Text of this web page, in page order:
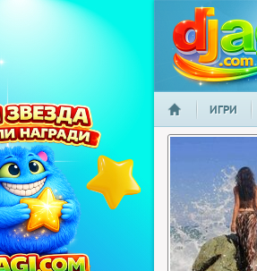
djagi.com
НАЧАЛО
ИГРИ